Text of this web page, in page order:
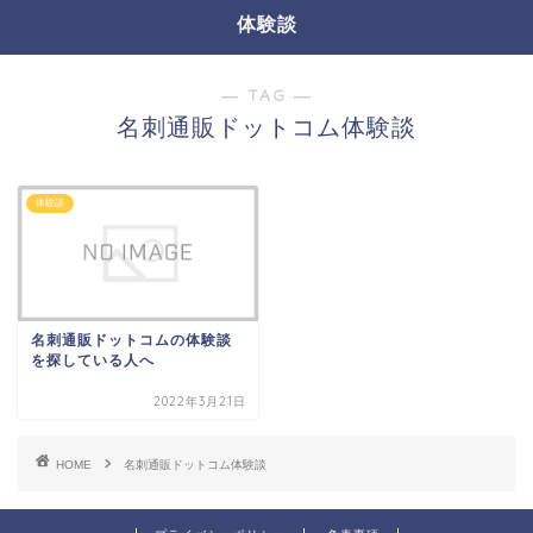
体験談
― TAG ―
名刺通販ドットコム体験談
体験談
名刺通販ドットコムの体験談
を探している人へ
2022年3月21日
HOME 名刺通販ドットコム体験談